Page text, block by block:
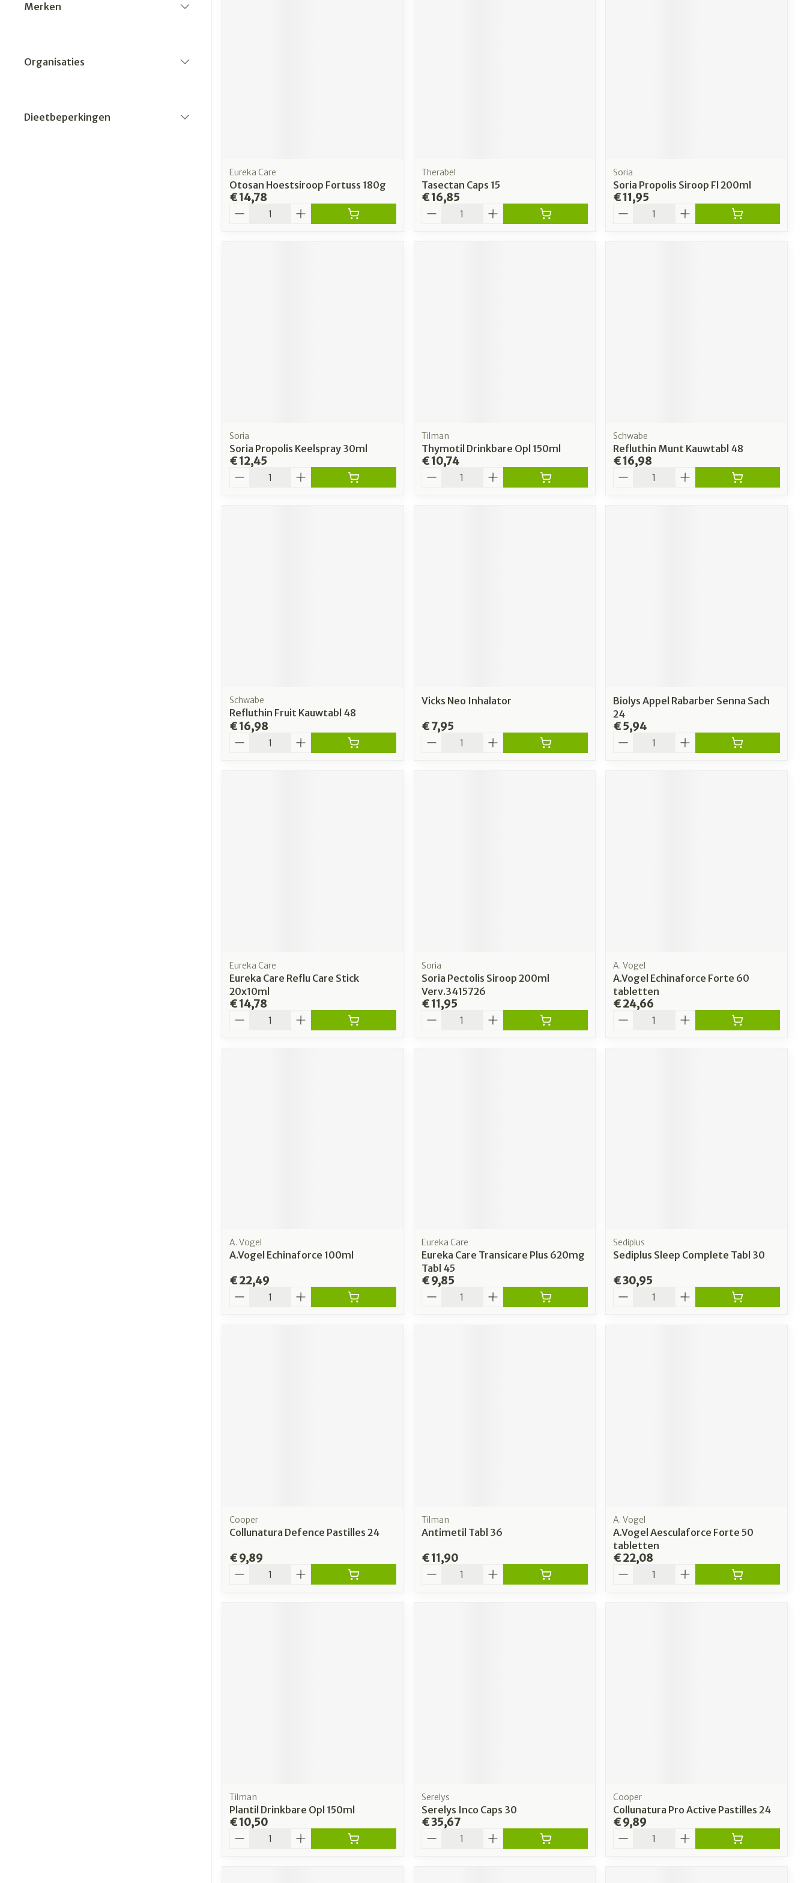
Merken
Organisaties
Dieetbeperkingen
Eureka Care
Otosan Hoestsiroop Fortuss 180g
€ 14,78
Therabel
Tasectan Caps 15
€ 16,85
Soria
Soria Propolis Siroop Fl 200ml
€ 11,95
Soria
Soria Propolis Keelspray 30ml
€ 12,45
Tilman
Thymotil Drinkbare Opl 150ml
€ 10,74
Schwabe
Refluthin Munt Kauwtabl 48
€ 16,98
Schwabe
Refluthin Fruit Kauwtabl 48
€ 16,98
Vicks Neo Inhalator
€ 7,95
Biolys Appel Rabarber Senna Sach
24
€ 5,94
Eureka Care
Eureka Care Reflu Care Stick
20x10ml
€ 14,78
Soria
Soria Pectolis Siroop 200ml
Verv.3415726
€ 11,95
A. Vogel
A.Vogel Echinaforce Forte 60
tabletten
€ 24,66
A. Vogel
A.Vogel Echinaforce 100ml
€ 22,49
Eureka Care
Eureka Care Transicare Plus 620mg
Tabl 45
€ 9,85
Sediplus
Sediplus Sleep Complete Tabl 30
€ 30,95
Cooper
Collunatura Defence Pastilles 24
€ 9,89
Tilman
Antimetil Tabl 36
€ 11,90
A. Vogel
A.Vogel Aesculaforce Forte 50
tabletten
€ 22,08
Tilman
Plantil Drinkbare Opl 150ml
€ 10,50
Serelys
Serelys Inco Caps 30
€ 35,67
Cooper
Collunatura Pro Active Pastilles 24
€ 9,89